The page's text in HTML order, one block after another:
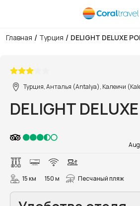
Главная / Турция / DELIGHT DELUXE
Турция, Анталья (Antalya), Калеичи
DELIGHT
15 км 150 м Песчаный пляж